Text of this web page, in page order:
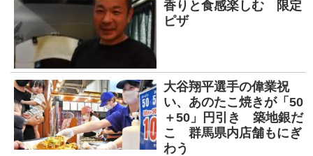
香りと食感楽しむ 限定
ピザ
大谷翔平選手の偉業祝
い、あのたこ焼きが「50
＋50」円引き 築地銀だ
こ 群馬県内店舗もにぎ
わう